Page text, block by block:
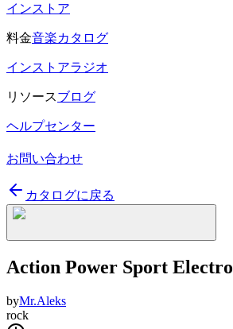
インストア
料金音楽カタログ
インストアラジオ
リソースブログ
ヘルプセンター
お問い合わせ
カタログに戻る
Action Power Sport Electro
byMr.Aleks
rock